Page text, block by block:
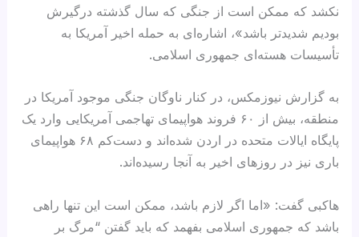
نکشد که ممکن است از جنگی که سال گذشته درگیرش
بودیم شدیدتر باشد»، اشاره‌ای به حمله اخیر آمریکا به
تأسیسات هسته‌ای جمهوری اسلامی.
به گزارش نیوزمکس، در کنار ناوگان جنگی موجود آمریکا در
منطقه، بیش از ۶۰ فروند هواپیمای تهاجمی آمریکایی وارد یک
پایگاه ایالات متحده در اردن شده‌اند و دست‌کم ۶۸ هواپیمای
باری نیز در روزهای اخیر به آنجا رسیده‌اند.
هاکبی گفت: «اما اگر لازم باشد، ممکن است این تنها راهی
باشد که جمهوری اسلامی بفهمد که باید گفتن “مرگ بر